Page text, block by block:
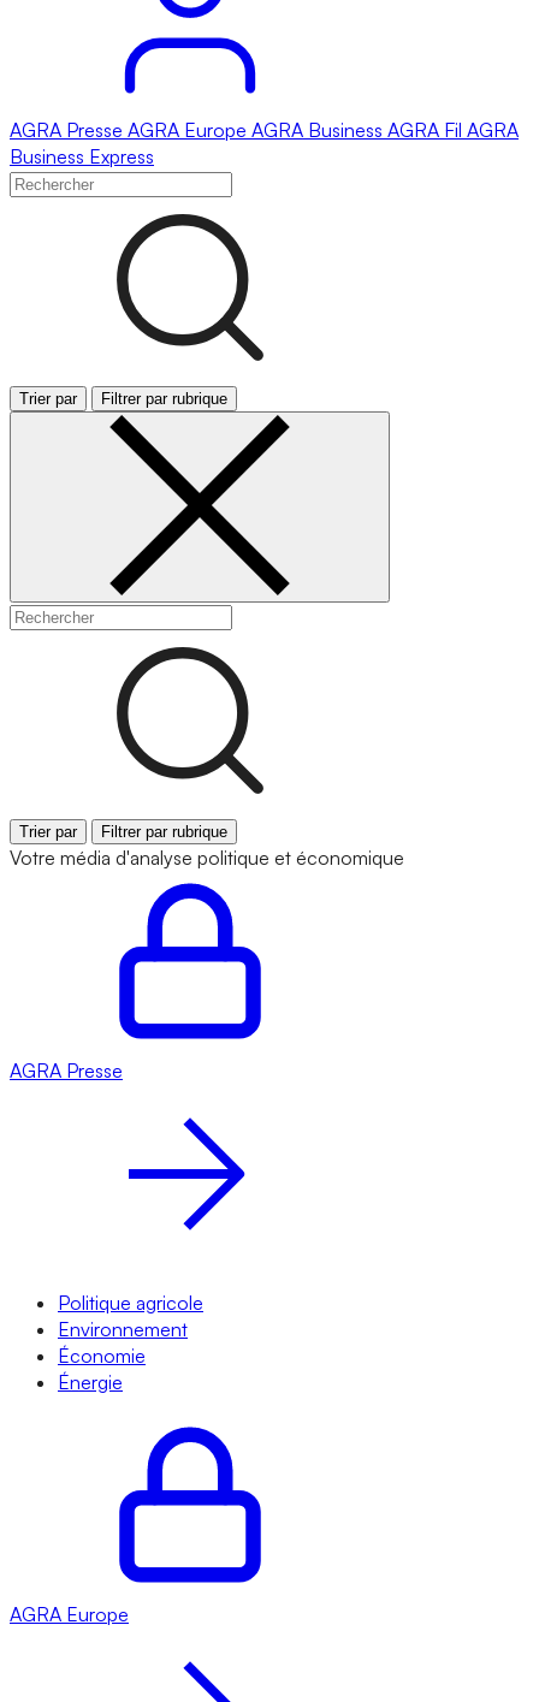
AGRA Presse AGRA Europe AGRA Business AGRA Fil AGRA
Business Express
Trier par Filtrer par rubrique
Trier par Filtrer par rubrique
Votre média d'analyse politique et économique
AGRA Presse
Politique agricole
Environnement
Économie
Énergie
AGRA Europe